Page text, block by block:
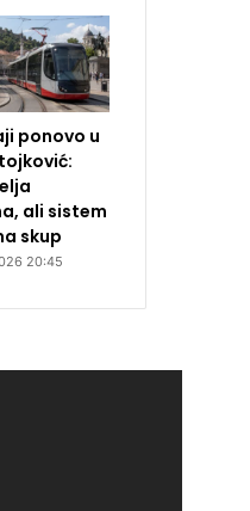
ponovo u
ali sistem
skup
20:45